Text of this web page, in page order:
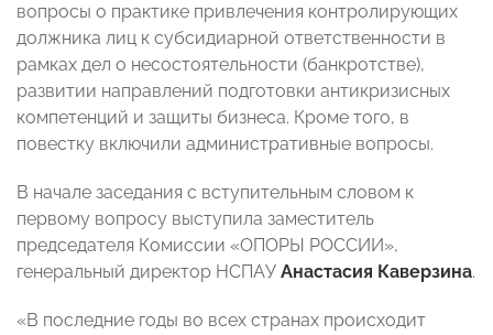
вопросы о практике привлечения контролирующих
должника лиц к субсидиарной ответственности в
рамках дел о несостоятельности (банкротстве),
развитии направлений подготовки антикризисных
компетенций и защиты бизнеса. Кроме того, в
повестку включили административные вопросы.
В начале заседания с вступительным словом к
первому вопросу выступила заместитель
председателя Комиссии «ОПОРЫ РОССИИ»,
генеральный директор НСПАУ Анастасия Каверзина.
«В последние годы во всех странах происходит